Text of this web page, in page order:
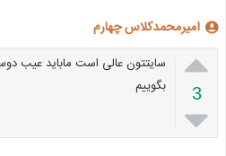
امیرمحمدکلاس چهارم

3

سایتتون عالی است ماباید عیب
بگوییم